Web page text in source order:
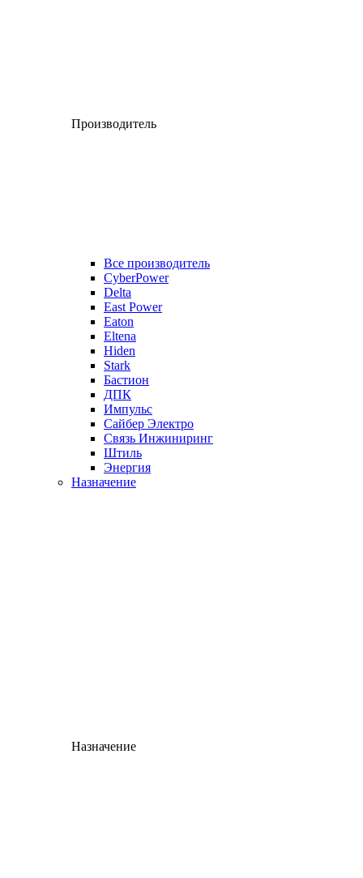
Производитель
Все производитель
CyberPower
Delta
East Power
Eaton
Eltena
Hiden
Stark
Бастион
ДПК
Импульс
Сайбер Электро
Связь Инжиниринг
Штиль
Энергия
Назначение
Назначение